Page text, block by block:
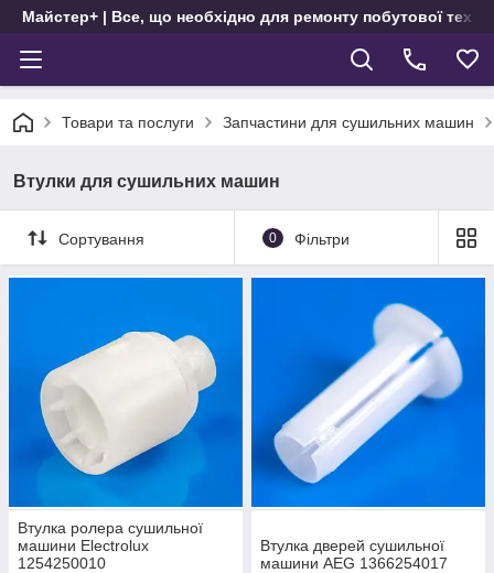
Майстер+ | Все, що необхідно для ремонту побутової
Товари та послуги Запчастини для сушильних машин
Втулки для сушильних машин
Сортування 0 Фільтри
Втулка ролера сушильної
машини Electrolux
1254250010
Втулка дверей сушильної
машини AEG 1366254017